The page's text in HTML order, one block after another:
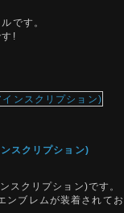
です。
す!
スクリプション)
スクリプション)です。
ブレムが装着されてお